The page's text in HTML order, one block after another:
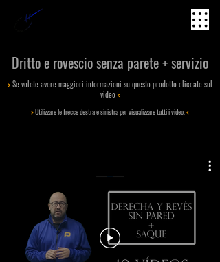
Dritto e rovescio senza parete + servizio
> Se volete avere maggiori informazioni su questo prodotto cliccate sul
video <
>Utilizzare le frecce destra e sinistra per visualizzare tutti i video.<